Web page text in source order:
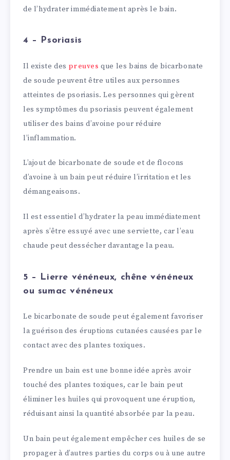
de l’hydrater immédiatement après le bain.
4 – Psoriasis
Il existe des preuvesque les bains de bicarbonate
de soude peuvent être utiles aux personnes
atteintes de psoriasis. Les personnes qui gèrent
les symptômes du psoriasis peuvent également
utiliser des bains d’avoine pour réduire
l’inflammation.
L’ajout de bicarbonate de soude et de flocons
d’avoine à un bain peut réduire l’irritation et les
démangeaisons.
Il est essentiel d’hydrater la peau immédiatement
après s’être essuyé avec une serviette, car l’eau
chaude peut dessécher davantage la peau.
5 – Lierre vénéneux, chêne vénéneux
ou sumac vénéneux
Le bicarbonate de soude peut également favoriser
la guérison des éruptions cutanées causées par le
contact avec des plantes toxiques.
Prendre un bain est une bonne idée après avoir
touché des plantes toxiques, car le bain peut
éliminer les huiles qui provoquent une éruption,
réduisant ainsi la quantité absorbée par la peau.
Un bain peut également empêcher ces huiles de se
propager à d’autres parties du corps ou à une autre